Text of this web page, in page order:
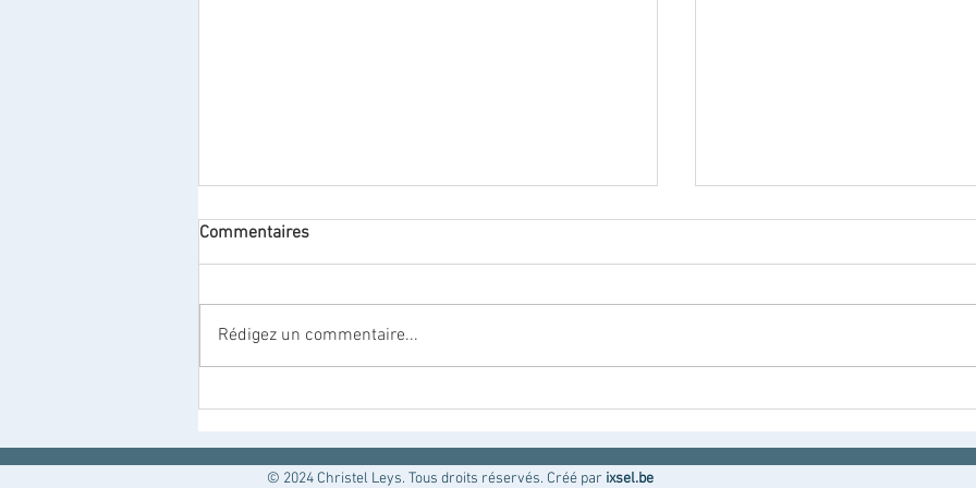
L'agressivité
Commentaires
Rédigez un commentaire...
© 2024 Christel Leys. Tous droits réservés. Créé par ixsel.be